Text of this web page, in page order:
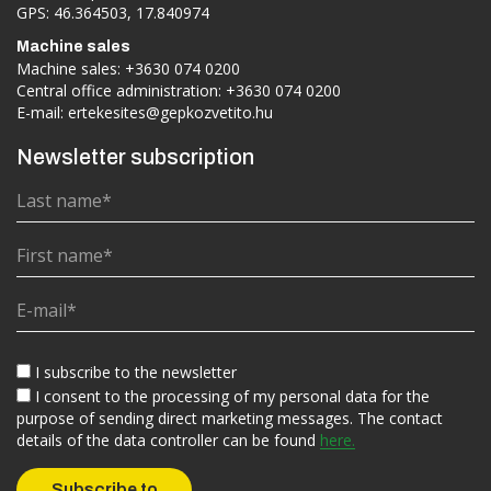
GPS: 46.364503, 17.840974
Machine sales
Machine sales: +3630 074 0200
Central office administration: +3630 074 0200
E-mail: ertekesites@gepkozvetito.hu
Newsletter subscription
I subscribe to the newsletter
I consent to the processing of my personal data for the
purpose of sending direct marketing messages. The contact
details of the data controller can be found here.